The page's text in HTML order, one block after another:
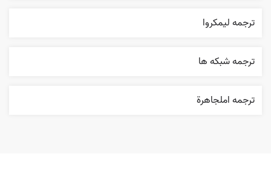
ترجمه ليمکروا
ترجمه شبکه ها
ترجمه املجاهرة